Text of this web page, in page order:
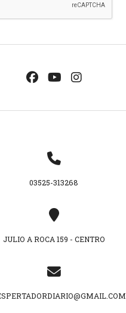
03525-313268
JULIO A ROCA 159 - CENTRO